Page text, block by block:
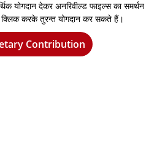
योगदान देकर अनरिवील्ड फाइल्स का समर्थन
करके तुरन्त योगदान कर सकते हैं।
Contribution